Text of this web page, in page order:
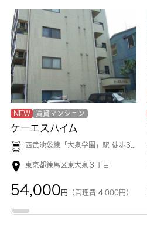
NEW 賃貸マンション
ケーエスハイム
西武池袋線「 大泉学園 」駅 徒歩3分
東京都練馬区東大泉３丁目
54,000 円 （管理費 4,000円）